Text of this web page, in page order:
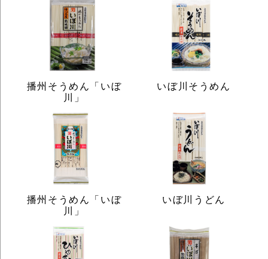
播州そうめん「いぼ
川」
いぼ川そうめん
播州そうめん「いぼ
川」
いぼ川うどん